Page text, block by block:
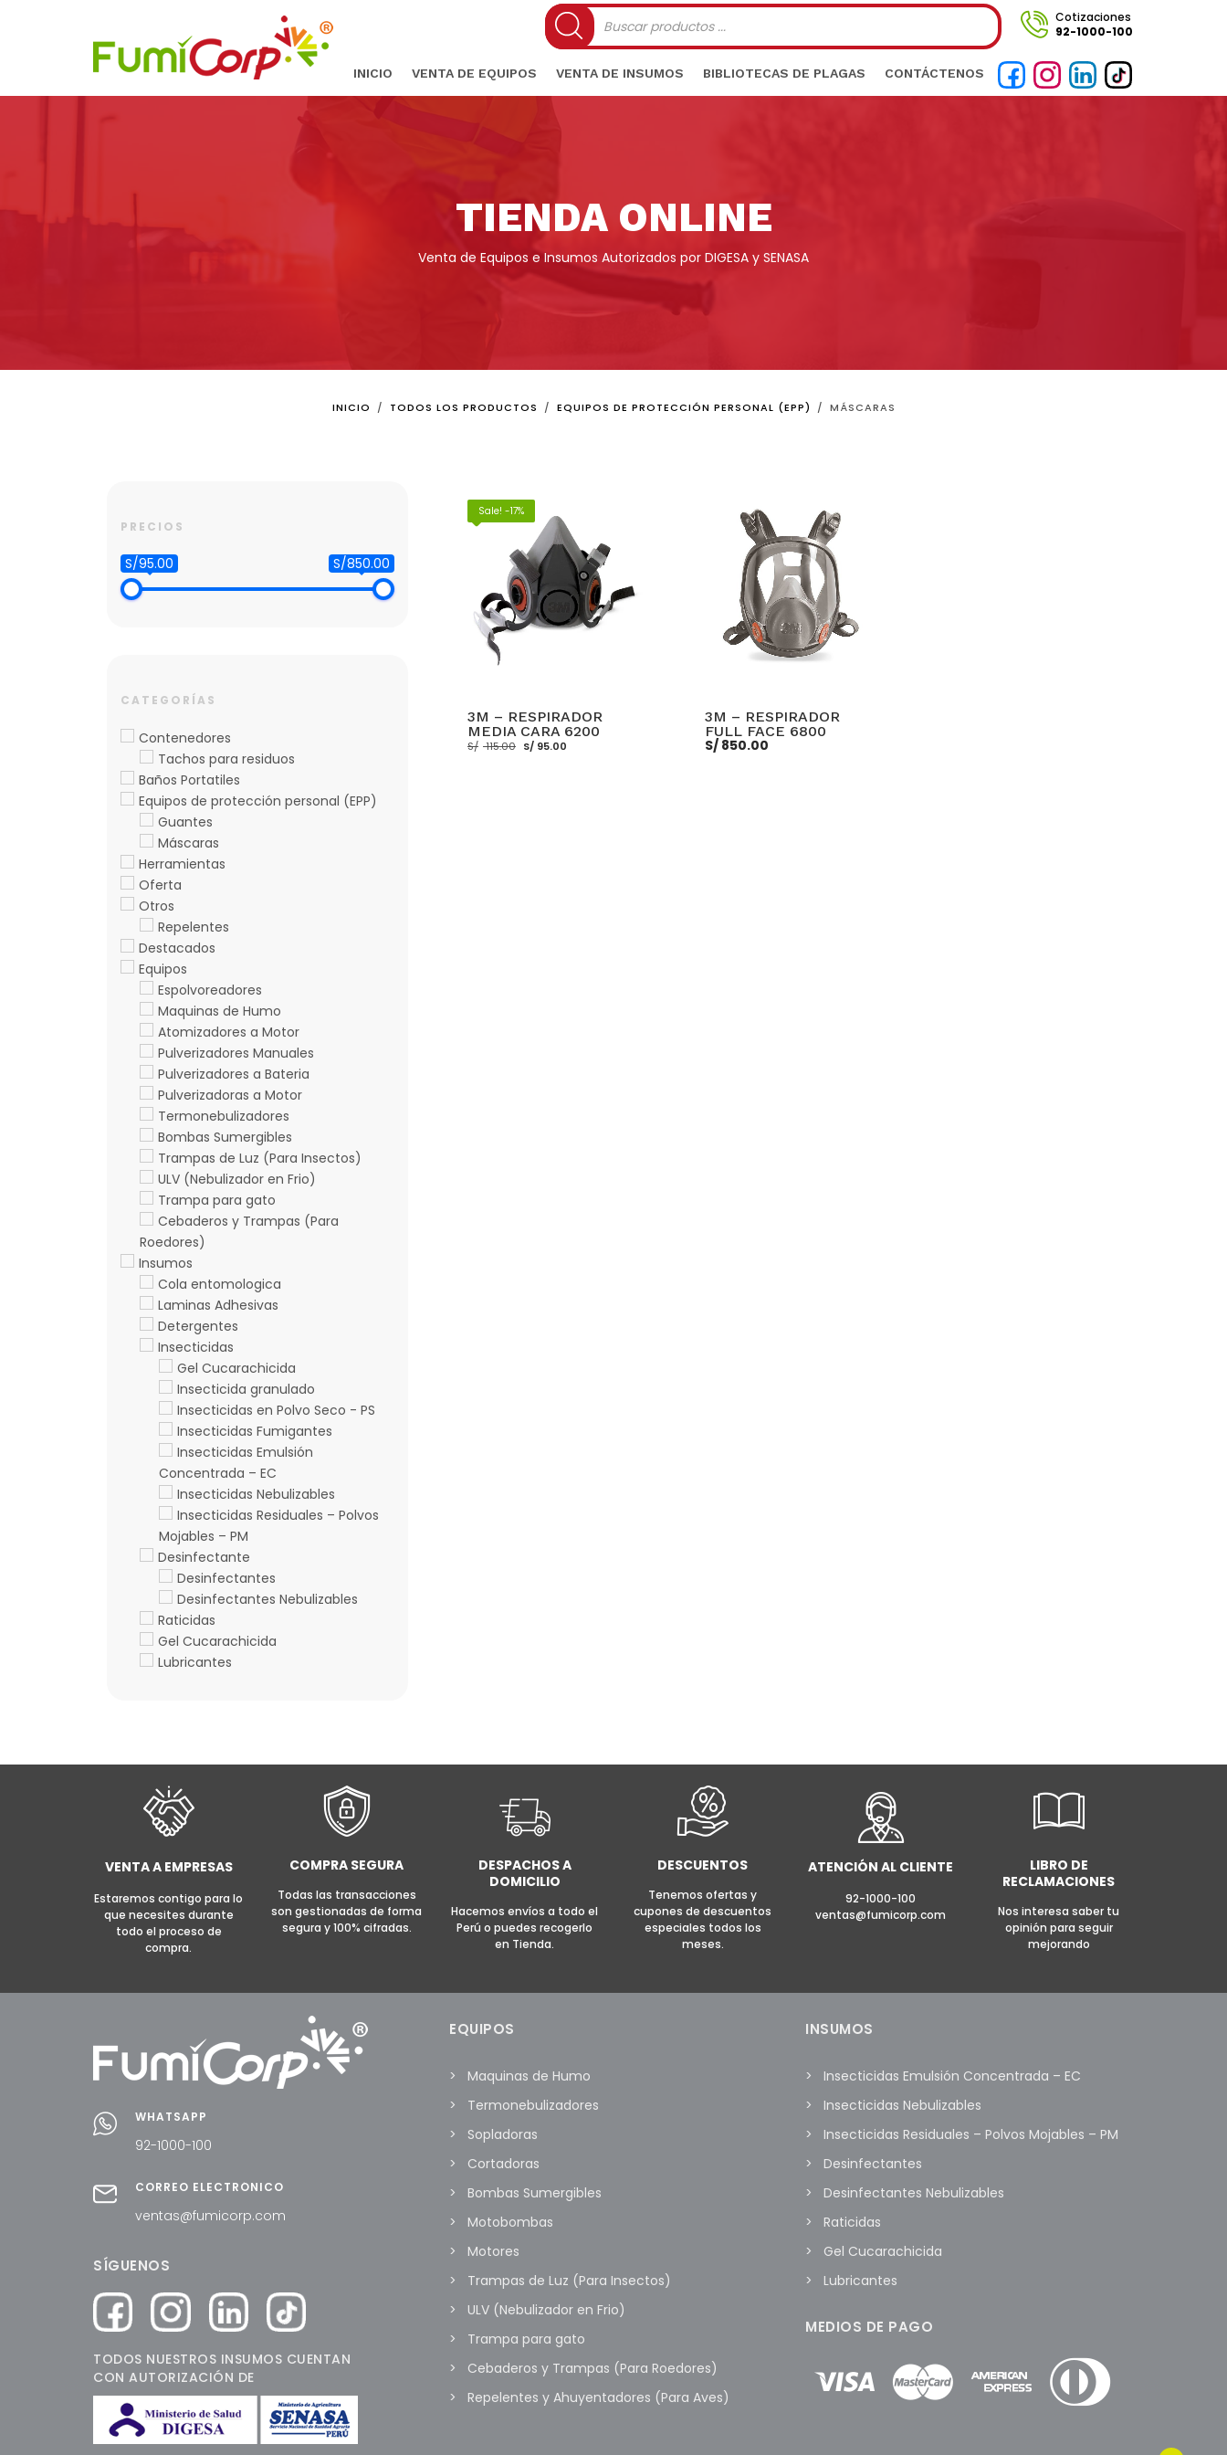
Búsqueda
de
productos
Cotizaciones
92-1000-100
INICIO VENTA DE EQUIPOS VENTA DE INSUMOS BIBLIOTECAS DE PLAGAS CONTÁCTENOS
TIENDA ONLINE
Venta de Equipos e Insumos Autorizados por DIGESA y SENASA
INICIO TODOS LOS PRODUCTOS EQUIPOS DE PROTECCIÓN PERSONAL (EPP) MÁSCARAS
Sale! -17%
3M – RESPIRADOR
MEDIA CARA 6200
S/ 115.00 El
precio
S/ 95.00
3M – RESPIRADOR
FULL FACE 6800
S/850.00
PRECIOS
S/95.00 S/850.00
CATEGORÍAS
Contenedores
Tachos para residuos
Baños Portatiles
Equipos de protección personal (EPP)
Guantes
Máscaras
Herramientas
Oferta
Otros
Repelentes
Destacados
Equipos
Espolvoreadores
Maquinas de Humo
Atomizadores a Motor
Pulverizadores Manuales
Pulverizadores a Bateria
Pulverizadoras a Motor
Termonebulizadores
Bombas Sumergibles
Trampas de Luz (Para Insectos)
ULV (Nebulizador en Frio)
Trampa para gato
Cebaderos y Trampas (Para
Roedores)
Insumos
Cola entomologica
Laminas Adhesivas
Detergentes
Insecticidas
Gel Cucarachicida
Insecticida granulado
Insecticidas en Polvo Seco - PS
Insecticidas Fumigantes
Insecticidas Emulsión
Concentrada – EC
Insecticidas Nebulizables
Insecticidas Residuales – Polvos
Mojables – PM
Desinfectante
Desinfectantes
Desinfectantes Nebulizables
Raticidas
Gel Cucarachicida
Lubricantes
VENTA A EMPRESAS
Estaremos contigo para lo
que necesites durante
todo el proceso de
compra.
COMPRA SEGURA
Todas las transacciones
son gestionadas de forma
segura y 100% cifradas.
DESPACHOS A
DOMICILIO
Hacemos envíos a todo el
Perú o puedes recogerlo
en Tienda.
DESCUENTOS
Tenemos ofertas y
cupones de descuentos
especiales todos los
meses.
ATENCIÓN AL CLIENTE
92-1000-100
ventas@fumicorp.com
LIBRO DE
RECLAMACIONES
Nos interesa saber tu
opinión para seguir
mejorando
WHATSAPP
92-1000-100
CORREO ELECTRÓNICO
ventas@fumicorp.com
SÍGUENOS
TODOS NUESTROS INSUMOS CUENTAN
CON AUTORIZACIÓN DE
EQUIPOS
Maquinas de Humo
Termonebulizadores
Sopladoras
Cortadoras
Bombas Sumergibles
Motobombas
Motores
Trampas de Luz (Para Insectos)
ULV (Nebulizador en Frio)
Trampa para gato
Cebaderos y Trampas (Para Roedores)
Repelentes y Ahuyentadores (Para Aves)
INSUMOS
Insecticidas Emulsión Concentrada – EC
Insecticidas Nebulizables
Insecticidas Residuales – Polvos Mojables – PM
Desinfectantes
Desinfectantes Nebulizables
Raticidas
Gel Cucarachicida
Lubricantes
MEDIOS DE PAGO